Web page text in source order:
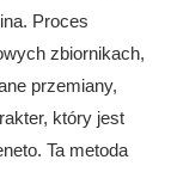
Proces
zbiornikach,
przemiany,
który jest
Ta metoda